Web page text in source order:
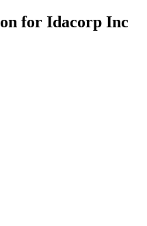
for Idacorp Inc